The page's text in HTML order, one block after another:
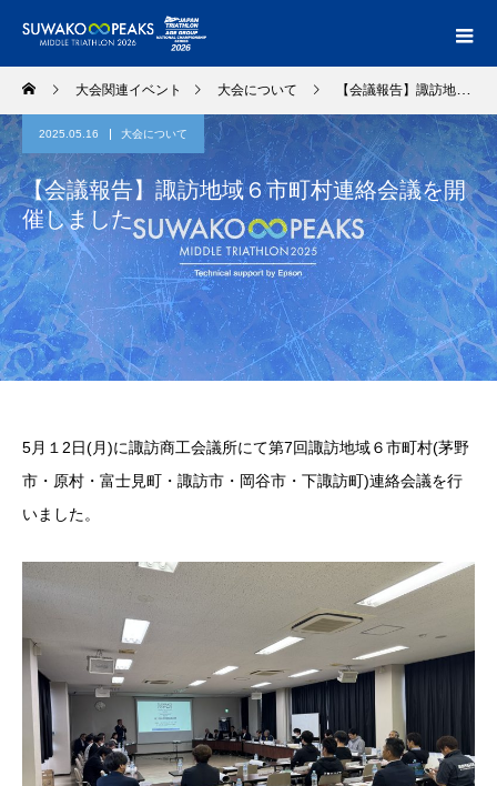
大会関連イベント 大会について 【会議報告】諏訪地域６市町村連絡会議を開催しました
2025.05.16 大会について
【会議報告】諏訪地域６市町村連絡会議を開
催しました
5月１2日(月)に諏訪商工会議所にて第7回諏訪地域６市町村(茅野
市・原村・富士見町・諏訪市・岡谷市・下諏訪町)連絡会議を行
いました。